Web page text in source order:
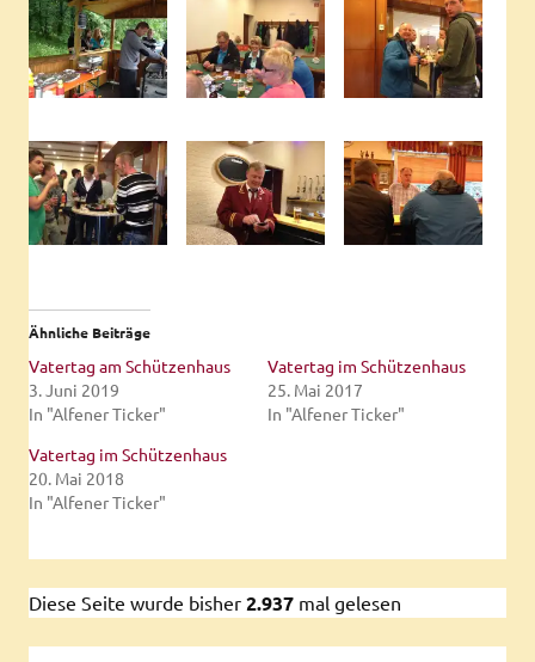
Ähnliche Beiträge
Vatertag am Schützenhaus
3. Juni 2019
In "Alfener Ticker"
Vatertag im Schützenhaus
25. Mai 2017
In "Alfener Ticker"
Vatertag im Schützenhaus
20. Mai 2018
In "Alfener Ticker"
Diese Seite wurde bisher 2.937 mal gelesen